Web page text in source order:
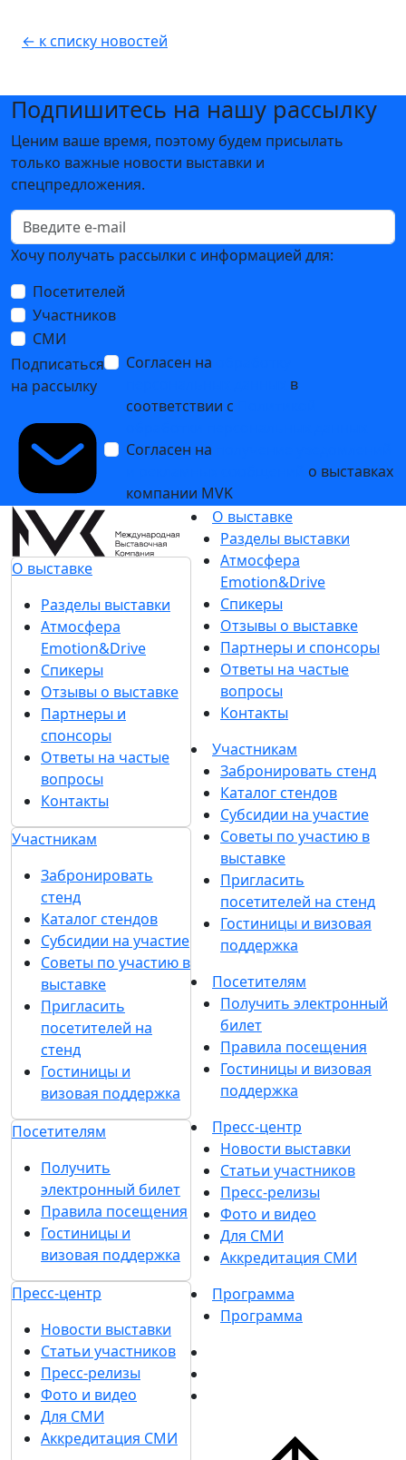
← к списку новостей
Подпишитесь на нашу рассылку
Ценим ваше время, поэтому будем присылать
только важные новости выставки и
спецпредложения.
Хочу получать рассылки с информацией для:
Посетителей
Участников
СМИ
Подписаться
на рассылку
Согласен на
в
соответствии с
Согласен на
о выставках
компании MVK
О выставке
Разделы выставки
Атмосфера
Emotion&Drive
Спикеры
Отзывы о выставке
Партнеры и
спонсоры
Ответы на частые
вопросы
Контакты
Участникам
Забронировать
стенд
Каталог стендов
Субсидии на участие
Советы по участию в
выставке
Пригласить
посетителей на
стенд
Гостиницы и
визовая поддержка
Посетителям
Получить
электронный билет
Правила посещения
Гостиницы и
визовая поддержка
Пресс-центр
Новости выставки
Статьи участников
Пресс-релизы
Фото и видео
Для СМИ
Аккредитация СМИ
О выставке
Разделы выставки
Атмосфера
Emotion&Drive
Спикеры
Отзывы о выставке
Партнеры и спонсоры
Ответы на частые
вопросы
Контакты
Участникам
Забронировать стенд
Каталог стендов
Субсидии на участие
Советы по участию в
выставке
Пригласить
посетителей на стенд
Гостиницы и визовая
поддержка
Посетителям
Получить электронный
билет
Правила посещения
Гостиницы и визовая
поддержка
Пресс-центр
Новости выставки
Статьи участников
Пресс-релизы
Фото и видео
Для СМИ
Аккредитация СМИ
Программа
Программа